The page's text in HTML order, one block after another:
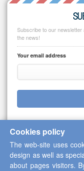
Subscribe to our
the news!
Your email address
Copyright © 2013-2026
Cookies policy
The web-site uses
design as well as
about pages visitors.